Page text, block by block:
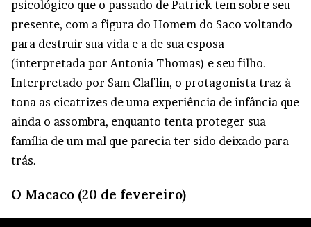
psicológico que o passado de Patrick tem sobre seu
presente, com a figura do Homem do Saco voltando
para destruir sua vida e a de sua esposa
(interpretada por Antonia Thomas) e seu filho.
Interpretado por Sam Claflin, o protagonista traz à
tona as cicatrizes de uma experiência de infância que
ainda o assombra, enquanto tenta proteger sua
família de um mal que parecia ter sido deixado para
trás.
O Macaco (20 de fevereiro)